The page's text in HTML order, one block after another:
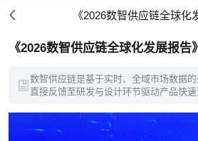
《2026数智供应链全球化发展报告
数智供应链是基于实时、全域市场数据
直接反馈至研发与设计环节驱动产品快
新工艺优化到订阅制、产品即服务